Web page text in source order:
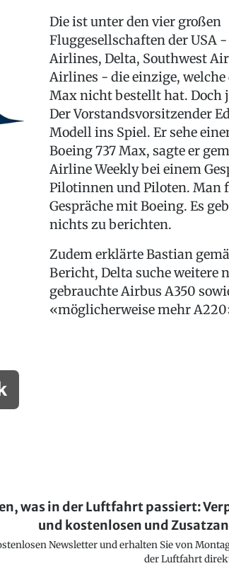
Die ist unter den vier großen
Fluggesellschaften der USA
Airlines, Delta, Southwest
Airlines - die einzige, welche
Max nicht bestellt hat. Doch
Der Vorstandsvorsitzender
Modell ins Spiel. Er sehe
Boeing 737 Max, sagte er
Airline Weekly bei einem
Pilotinnen und Piloten. Man
Gespräche mit Boeing. Es
nichts zu berichten.
Zudem erklärte Bastian
Bericht, Delta suche weitere
gebrauchte Airbus A350
«möglicherweise mehr
was in der Luftfahrt passiert:
und kostenlosen und
Newsletter und erhalten Sie von
der Luftfahrt